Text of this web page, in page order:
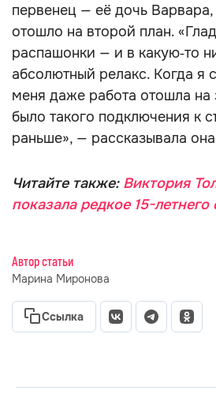
первенец — её дочь
отошло на второй план.
распашонки — и в какую‑то
абсолютный релакс. Когда я
меня даже работа отошла на
было такого подключения к
раньше», — рассказывала
Читайте также: Виктория
показала редкое 15-
Автор статьи
Марина Миронова
Ссылка